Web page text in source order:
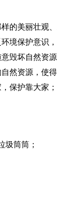
的美丽壮观
境保护意识
毁坏自然资
然资源，使
保护靠大家
圾筒筒；